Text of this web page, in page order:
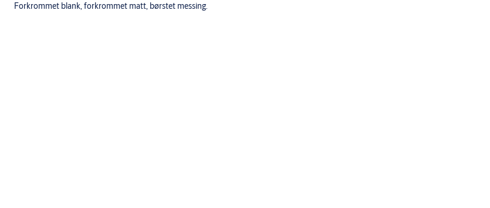
Forkrommet blank, forkrommet matt, børstet messing.